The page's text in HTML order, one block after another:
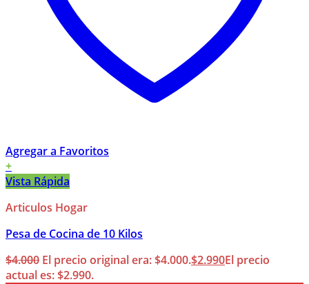
Agregar a Favoritos
+
Vista Rápida
Articulos Hogar
Pesa de Cocina de 10 Kilos
$4.000 El precio original era: $4.000.$2.990El precio
actual es: $2.990.